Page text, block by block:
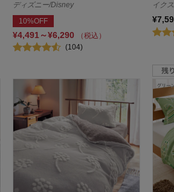
ディズニー/Disney
10%OFF
¥4,491～¥6,290
（税込）
(104)
イク